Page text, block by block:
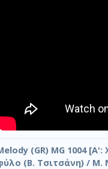
(GR) MG 1004
(Β. Τσιτσάνη) / Μ.